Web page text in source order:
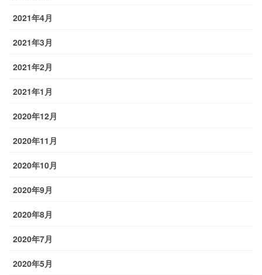
2021年4月
2021年3月
2021年2月
2021年1月
2020年12月
2020年11月
2020年10月
2020年9月
2020年8月
2020年7月
2020年5月